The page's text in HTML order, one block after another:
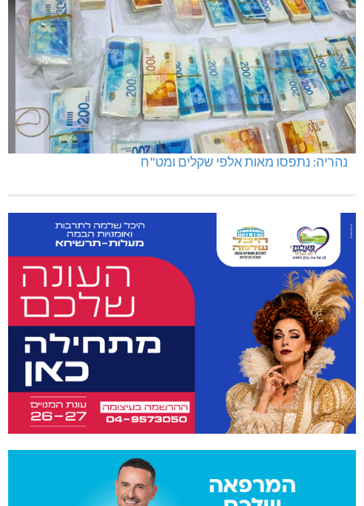
נהריה: נתפסו מאות אלפי שקלים ומט"ח